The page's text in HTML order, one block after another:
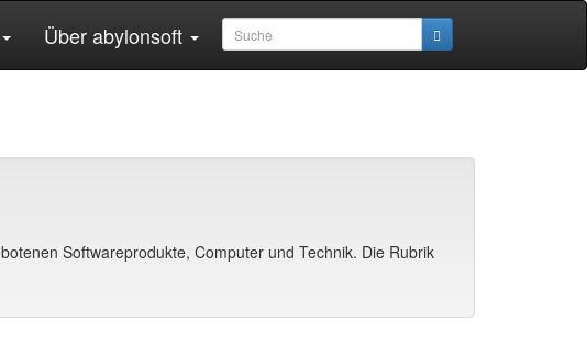
Über abylonsoft
Softwareprodukte, Computer und Technik. Die Rubrik